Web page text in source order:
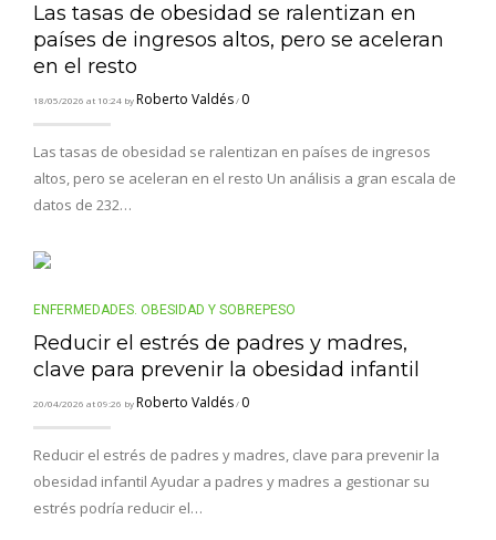
Las tasas de obesidad se ralentizan en
países de ingresos altos, pero se aceleran
en el resto
18/05/2026 at 10:24 byRoberto Valdés/ 0
Las tasas de obesidad se ralentizan en países de ingresos
altos, pero se aceleran en el resto Un análisis a gran escala de
datos de 232…
ENFERMEDADES. OBESIDAD Y SOBREPESO
Reducir el estrés de padres y madres,
clave para prevenir la obesidad infantil
20/04/2026 at 09:26 byRoberto Valdés/ 0
Reducir el estrés de padres y madres, clave para prevenir la
obesidad infantil Ayudar a padres y madres a gestionar su
estrés podría reducir el…